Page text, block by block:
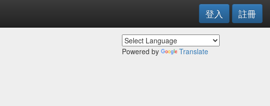
登入 註冊
Powered by Translate